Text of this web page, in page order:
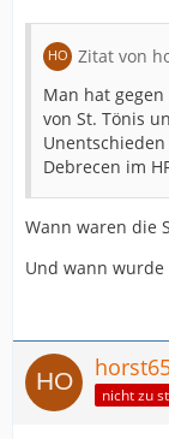
Zitat von
Man hat
von St. Tönis
Debrecen im
Wann waren die
Und wann wurde
nicht zu